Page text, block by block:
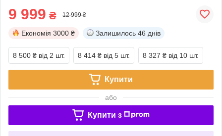
9 999 ₴ 12 999 ₴
Економія 3000 ₴ Залишилось 46 днів
8 500 ₴ від 2 шт. 8 414 ₴ від 5 шт. 8 327 ₴ від 10 шт.
Купити
або
Купити з